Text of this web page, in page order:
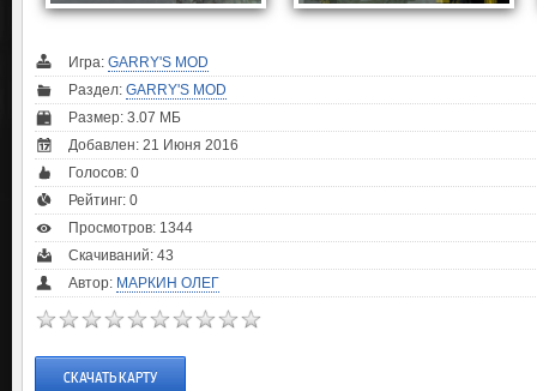
Игра: GARRY'S MOD
Раздел: GARRY'S MOD
Размер: 3.07 МБ
Добавлен: 21 Июня 2016
Голосов: 0
Рейтинг: 0
Просмотров: 1344
Скачиваний: 43
Автор: МАРКИН ОЛЕГ
СКАЧАТЬ КАРТУ